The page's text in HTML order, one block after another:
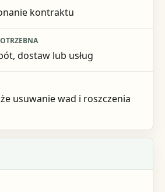
kontraktu
dostaw lub usług
usuwanie wad i roszczenia